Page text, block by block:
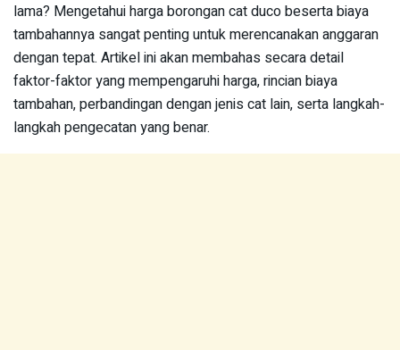
lama? Mengetahui harga borongan cat duco beserta biaya
tambahannya sangat penting untuk merencanakan anggaran
dengan tepat. Artikel ini akan membahas secara detail
faktor-faktor yang mempengaruhi harga, rincian biaya
tambahan, perbandingan dengan jenis cat lain, serta langkah-
langkah pengecatan yang benar.